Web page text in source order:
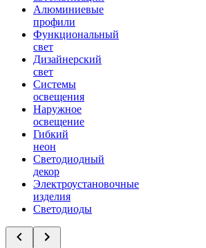
Алюминиевые
профили
Функциональный
свет
Дизайнерский
свет
Системы
освещения
Наружное
освещение
Гибкий
неон
Светодиодный
декор
Электроустановочные
изделия
Светодиоды